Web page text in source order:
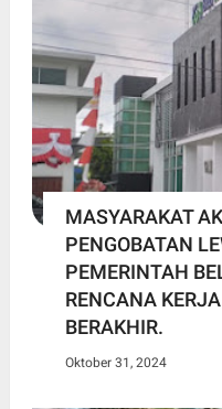
MASYARAKAT
PENGOBATAN
PEMERINTAH
RENCANA
BERAKHIR.
Oktober 31, 2024